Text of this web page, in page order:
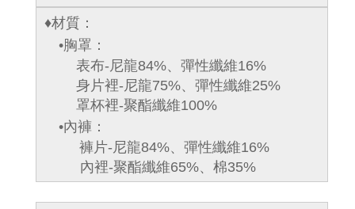
♦材質：
•胸罩：
表布-尼龍84%、彈性纖維16%
身片裡-尼龍75%、彈性纖維25%
罩杯裡-聚酯纖維100%
•內褲：
褲片-尼龍84%、彈性纖維16%
內裡-聚酯纖維65%、棉35%